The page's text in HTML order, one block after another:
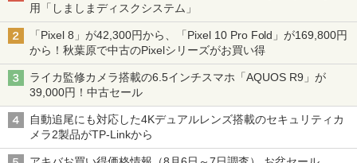
用「しましまディスクシステム」
「Pixel 8」が42,300円から、「Pixel 10 Pro Fold」が169,800円
から！秋葉原で中古のPixelシリーズがお買い得
ライカ監修カメラ搭載の6.5インチスマホ「AQUOS R9」が
39,000円！中古セール
自動追尾にも対応した4Kデュアルレンズ搭載のセキュリティカ
メラ2製品がTP-Linkから